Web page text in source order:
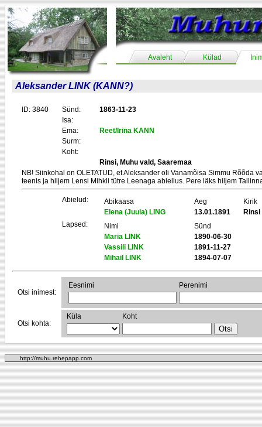
Avaleht Külad
Aleksander LINK (KANN?)
ID: 3840 Sünd:
1863-11-23
Isa:
Ema:
Reet/Irina KANN
Surm:
Koht:
Rinsi, Muhu vald, Saaremaa
NB! Siinkohal on OLETATUD, et Aleksander oli Vanamõisa Simmu
teenis ja hiljem Lensi Mihkli tütre Leenaga abiellus. Pere läks hiljem
Abielud: Abikaasa Aeg
Kirik
Elena (Juula) LING
13.01.1891
Rinsi
Lapsed:
Nimi
Sünd
Maria LINK
1890-06-30
Vassili LINK
1891-11-27
Mihail LINK
1894-07-07
Otsi inimest:
Eesnimi Perenimi
Otsi kohta:
Küla Koht
http://muhu.rehepapp.com